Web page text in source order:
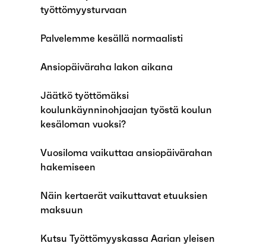
työttömyysturvaan
Palvelemme kesällä normaalisti
Ansiopäiväraha lakon aikana
Jäätkö työttömäksi
koulunkäynninohjaajan työstä koulun
kesäloman vuoksi?
Vuosiloma vaikuttaa ansiopäivärahan
hakemiseen
Näin kertaerät vaikuttavat etuuksien
maksuun
Kutsu Työttömyyskassa Aarian yleisen